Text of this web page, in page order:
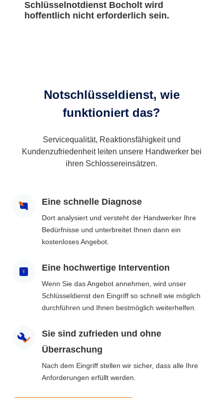
Schlüsselnotdienst Bocholt wird
hoffentlich nicht erforderlich sein.
Notschlüsseldienst, wie
funktioniert das?
Servicequalität, Reaktionsfähigkeit und
Kundenzufriedenheit leiten unsere Handwerker bei
ihren Schlossereinsätzen.
Eine schnelle Diagnose
Dort analysiert und versteht der Handwerker Ihre
Bedürfnisse und unterbreitet Ihnen dann ein
kostenloses Angebot.
Eine hochwertige Intervention
Wenn Sie das Angebot annehmen, wird unser
Schlüsseldienst den Eingriff so schnell wie möglich
durchführen und Ihnen bestmöglich weiterhelfen.
Sie sind zufrieden und ohne
Überraschung
Nach dem Eingriff stellen wir sicher, dass alle Ihre
Anforderungen erfüllt werden.